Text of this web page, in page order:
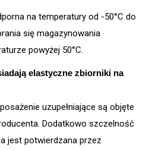
na temperatury od -50°C do
się magazynowania
powyżej 50°C.
elastyczne zbiorniki na
uzupełniające są objęte
. Dodatkowo szczelność
jest potwierdzana przez